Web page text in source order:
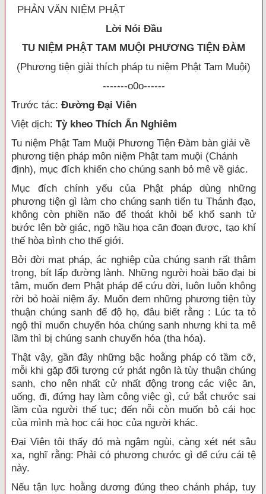
PHẢN VĂN NIỆM PHẬT
Lời Nói Đầu
TU NIỆM PHẬT TAM MUỘI PHƯƠNG TIỆN ĐÀM
(Phương tiện giải thích pháp tu niệm Phật Tam Muội)
-------o0o------
Trước tác: Đường Đại Viên
Việt dịch: Tỳ kheo Thích Ấn Nghiêm
Tu niệm Phật Tam Muội Phương Tiện Đàm bàn giải về
phương tiện pháp môn niệm Phật tam muội (Chánh
định), mục đích khiến cho chúng sanh bỏ mê về giác.
Mục đích chính yếu của Phật pháp dùng những
phương tiện gì làm cho chúng sanh tiến tu Thánh đạo,
không còn phiền não để thoát khỏi bể khổ sanh tử
bước lên bờ giác, ngõ hầu họa căn đoạn được, tạo khí
thế hòa bình cho thế giới.
Bởi đời mạt pháp, ác nghiệp của chúng sanh rất thâm
trọng, bít lấp đường lành. Những người hoài bão đại bi
tâm, muốn đem Phật pháp để cứu đời, luôn luôn không
rời bỏ hoài niệm ấy. Muốn đem những phương tiện tùy
thuận chúng sanh để độ họ, đâu biết rằng : Lúc ta tỏ
ngộ thì muốn chuyển hóa chúng sanh nhưng khi ta mê
lầm thì bị chúng sanh chuyển hóa (tha hóa).
Thật vậy, gần đây những bậc hoằng pháp có tầm cỡ,
mỗi khi gặp đối tượng cứ phát ngôn là tùy thuận chúng
sanh, cho nên nhất cử nhất động trong các việc ăn,
uống, đi, đứng hay làm công việc gì, cứ bắt chước sai
lầm của người thế tục; đến nỗi còn muốn bỏ cái học
của mình mà học cái học của người khác.
Đại Viên tôi thấy đó mà ngậm ngùi, càng xét nét sâu
xa, nghĩ rằng: Phải có phương chước gì để cứu cái tệ
này.
Nếu tận lực hoằng dương đúng theo chánh pháp, tuy